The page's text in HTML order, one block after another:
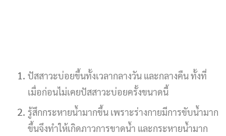
ปัสสาวะบ่อยขึ้นทั้งเวลากลางวัน และกลางคืน ทั้งที่
เมื่อก่อนไม่เคยปัสสาวะบ่อยครั้งขนาดนี้
รู้สึกกระหายน้ำมากขึ้น เพราะร่างกายมีการขับน้ำมาก
ขึ้นจึงทำให้เกิดภาวการขาดน้ำ และกระหายน้ำมาก